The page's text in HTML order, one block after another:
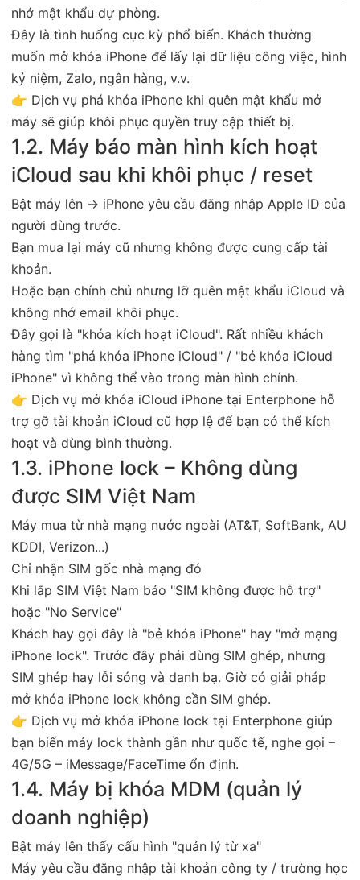
nhớ mật khẩu dự phòng.
Đây là tình huống cực kỳ phổ biến. Khách thường
muốn mở khóa iPhone để lấy lại dữ liệu công việc, hình
kỷ niệm, Zalo, ngân hàng, v.v.
👉 Dịch vụ phá khóa iPhone khi quên mật khẩu mở
máy sẽ giúp khôi phục quyền truy cập thiết bị.
1.2. Máy báo màn hình kích hoạt
iCloud sau khi khôi phục / reset
Bật máy lên → iPhone yêu cầu đăng nhập Apple ID của
người dùng trước.
Bạn mua lại máy cũ nhưng không được cung cấp tài
khoản.
Hoặc bạn chính chủ nhưng lỡ quên mật khẩu iCloud và
không nhớ email khôi phục.
Đây gọi là "khóa kích hoạt iCloud". Rất nhiều khách
hàng tìm "phá khóa iPhone iCloud" / "bẻ khóa iCloud
iPhone" vì không thể vào trong màn hình chính.
👉 Dịch vụ mở khóa iCloud iPhone tại Enterphone hỗ
trợ gỡ tài khoản iCloud cũ hợp lệ để bạn có thể kích
hoạt và dùng bình thường.
1.3. iPhone lock – Không dùng
được SIM Việt Nam
Máy mua từ nhà mạng nước ngoài (AT&T, SoftBank, AU
KDDI, Verizon...)
Chỉ nhận SIM gốc nhà mạng đó
Khi lắp SIM Việt Nam báo "SIM không được hỗ trợ"
hoặc "No Service"
Khách hay gọi đây là "bẻ khóa iPhone" hay "mở mạng
iPhone lock". Trước đây phải dùng SIM ghép, nhưng
SIM ghép hay lỗi sóng và danh bạ. Giờ có giải pháp
mở khóa iPhone lock không cần SIM ghép.
👉 Dịch vụ mở khóa iPhone lock tại Enterphone giúp
bạn biến máy lock thành gần như quốc tế, nghe gọi –
4G/5G – iMessage/FaceTime ổn định.
1.4. Máy bị khóa MDM (quản lý
doanh nghiệp)
Bật máy lên thấy cấu hình "quản lý từ xa"
Máy yêu cầu đăng nhập tài khoản công ty / trường học